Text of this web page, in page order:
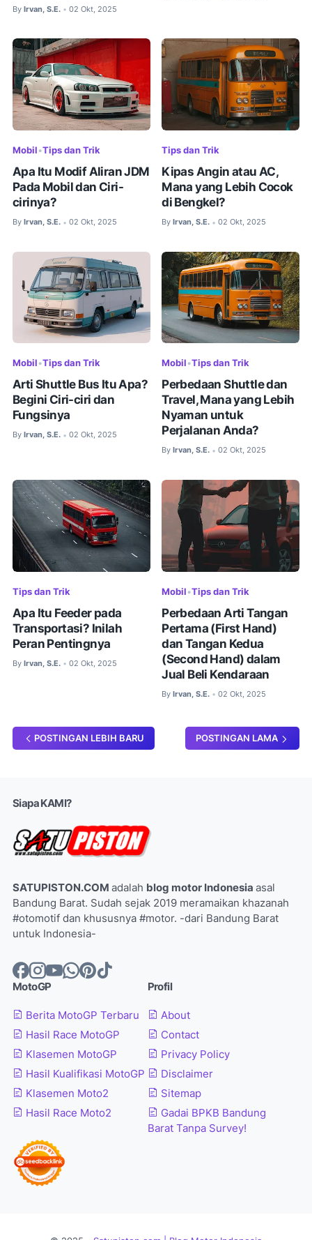
By Irvan, S.E. • 02 Okt, 2025
Mobil •Tips dan Trik
Apa Itu Modif Aliran JDM
Pada Mobil dan Ciri-
cirinya?
By Irvan, S.E. • 02 Okt, 2025
Tips dan Trik
Kipas Angin atau AC,
Mana yang Lebih Cocok
di Bengkel?
By Irvan, S.E. • 02 Okt, 2025
Mobil •Tips dan Trik
Arti Shuttle Bus Itu Apa?
Begini Ciri-ciri dan
Fungsinya
By Irvan, S.E. • 02 Okt, 2025
Mobil •Tips dan Trik
Perbedaan Shuttle dan
Travel, Mana yang Lebih
Nyaman untuk
Perjalanan Anda?
By Irvan, S.E. • 02 Okt, 2025
Tips dan Trik
Apa Itu Feeder pada
Transportasi? Inilah
Peran Pentingnya
By Irvan, S.E. • 02 Okt, 2025
Mobil •Tips dan Trik
Perbedaan Arti Tangan
Pertama (First Hand)
dan Tangan Kedua
(Second Hand) dalam
Jual Beli Kendaraan
By Irvan, S.E. • 02 Okt, 2025
POSTINGAN LEBIH BARU POSTINGAN LAMA
Siapa KAMI?
SATUPISTON.COM adalah blog motor Indonesia asal
Bandung Barat. Sudah sejak 2019 meramaikan khazanah
#otomotif dan khususnya #motor. -dari Bandung Barat
untuk Indonesia-
MotoGP
Berita MotoGP Terbaru
Hasil Race MotoGP
Klasemen MotoGP
Hasil Kualifikasi MotoGP
Klasemen Moto2
Hasil Race Moto2
Profil
About
Contact
Privacy Policy
Disclaimer
Sitemap
Gadai BPKB Bandung
Barat Tanpa Survey!